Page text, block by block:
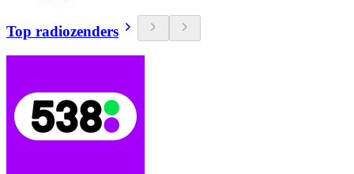
Top radiozenders